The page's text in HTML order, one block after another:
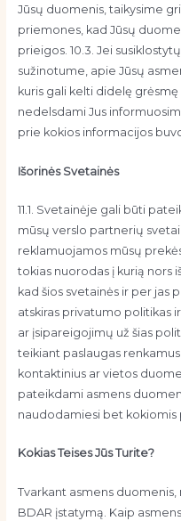
Jūsų duomenis, taikysime
priemones, kad Jūsų
prieigos. 10.3. Jei
sužinotume, apie Jūsų
kuris gali kelti didelę grėsmę
nedelsdami Jus
prie kokios informacijos
Išorinės Svetainės
11.1. Svetainėje gali būti
mūsų verslo partnerių
reklamuojamos mūsų
tokias nuorodas į kurią nors
kad šios svetainės ir per jas
atskiras privatumo politikas
ar įsipareigojimų už šias
teikiant paslaugas
kontaktinius ar vietos
pateikdami asmens
naudodamiesi bet kokiomis
Kokias Teises Jūs Turite?
Tvarkant asmens
BDAR įstatymą. Kaip